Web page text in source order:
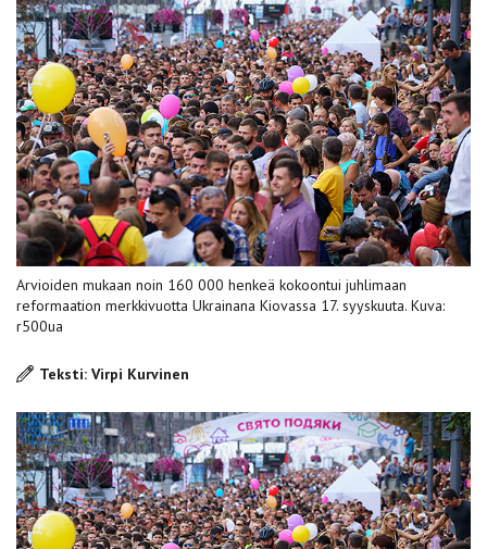
Arvioiden mukaan noin 160 000 henkeä kokoontui juhlimaan
reformaation merkkivuotta Ukrainana Kiovassa 17. syyskuuta. Kuva:
r500ua
Teksti: Virpi Kurvinen